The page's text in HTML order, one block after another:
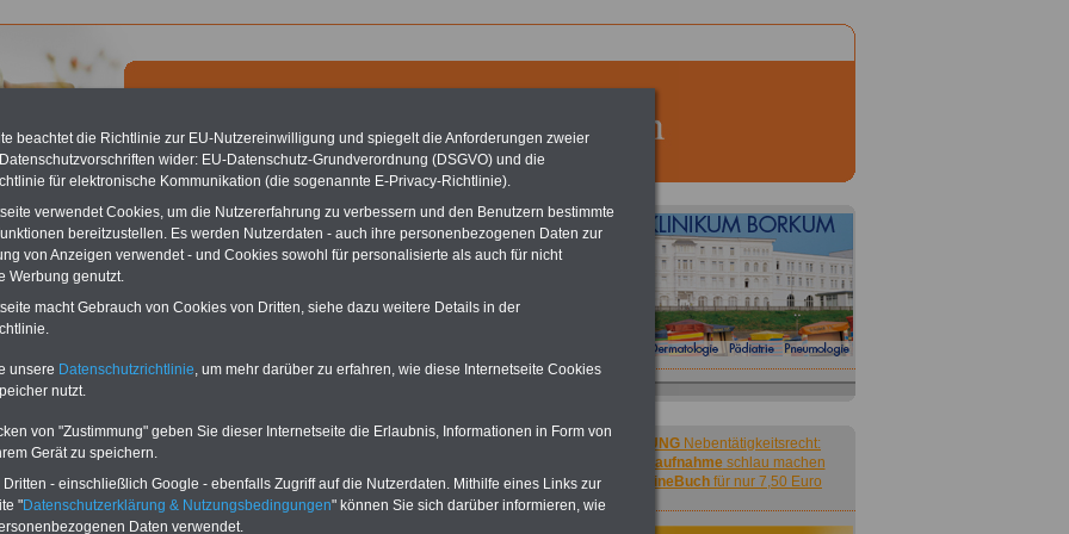
Reha - Recherchieren Sie mit dem "führenden" Klinikverzeichnis
führende Klinikverzeichnis rund um die Beihilfe" gibt ihnen Orientierung
nach der geeigneten Klinik für Ihre nächsten Reha. Sie können auch
von A bis Z
Angebote nach Gesundheitswochen..
- HESCURO Klinik Bad Kissingen
19
Kissingen
78557-777
ACHTUNG Nebentätigkeitsrecht:
vor Jobaufnahmeschlau machen
OnlineBuch für nur 7,50 Euro
beachtet die Richtlinie zur EU-Nutzereinwilligung und spiegelt die Anforderungen zweier
wider: EU-Datenschutz-Grundverordnung (DSGVO) und die
für elektronische Kommunikation (die sogenannte E-Privacy-Richtlinie).
verwendet Cookies, um die Nutzererfahrung zu verbessern und den Benutzern bestimmte
bereitzustellen. Es werden Nutzerdaten - auch ihre personenbezogenen Daten zur
von Anzeigen verwendet - und Cookies sowohl für personalisierte als auch für nicht
Werbung genutzt.
macht Gebrauch von Cookies von Dritten, siehe dazu weitere Details in der
unsere Datenschutzrichtlinie, um mehr darüber zu erfahren, wie diese Internetseite Cookies
nutzt.
von "Zustimmung" geben Sie dieser Internetseite die Erlaubnis, Informationen in Form von
Gerät zu speichern.
- einschließlich Google - ebenfalls Zugriff auf die Nutzerdaten. Mithilfe eines Links zur
"Datenschutzerklärung & Nutzungsbedingungen" können Sie sich darüber informieren, wie
Daten verwendet.